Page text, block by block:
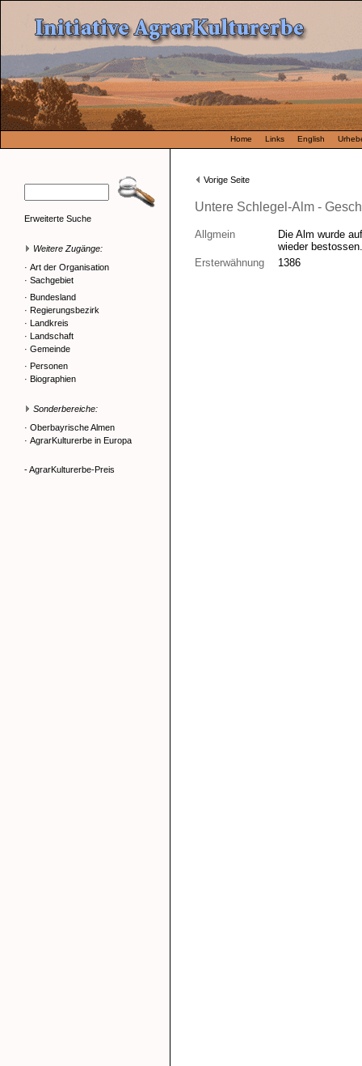
Home Links English
Erweiterte Suche
Weitere Zugänge:
· Art der Organisation
· Sachgebiet
· Bundesland
· Regierungsbezirk
· Landkreis
· Landschaft
· Gemeinde
· Personen
· Biographien
Sonderbereiche:
· Oberbayrische Almen
· AgrarKulturerbe in Europa
- AgrarKulturerbe-Preis
Vorige Seite
Untere Schlegel-Alm -
Allgmein
Die Alm wurde
wieder bestossen.
Ersterwähnung
1386